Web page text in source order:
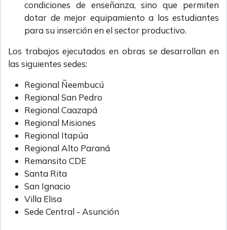
condiciones de enseñanza, sino que permiten
dotar de mejor equipamiento a los estudiantes
para su inserción en el sector productivo.
Los trabajos ejecutados en obras se desarrollan en
las siguientes sedes:
Regional Ñeembucú
Regional San Pedro
Regional Caazapá
Regional Misiones
Regional Itapúa
Regional Alto Paraná
Remansito CDE
Santa Rita
San Ignacio
Villa Elisa
Sede Central - Asunción